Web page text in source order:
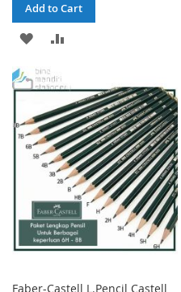
Add to Cart
ADD
WISH
LIST
COMPARE
Faber-Castell L.Pencil Castell